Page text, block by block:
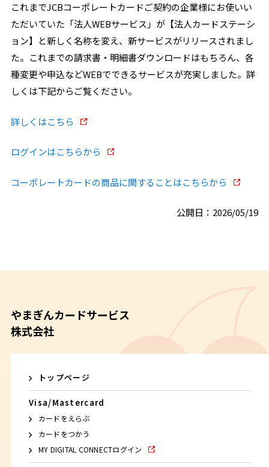
これまでJCBコーポレートカードご契約の企業様にお使いい
ただいていた「法人WEBサービス」が【法人カードステーシ
ョン】と新しく名称を変え、新サービスがリリースされまし
た。これまでの請求書・明細書ダウンロードはもちろん、各
種変更や申込などWEBでできるサービスが充実しました。詳
しくは下記からご覧ください。
詳しくはこちら
ログインはこちらから
コーポレートカードの商品に関することはこちらから
公開日：2026/05/19
やまぎんカードサービス
株式会社
トップページ
Visa/Mastercard
カードをえらぶ
カードをつかう
MY DIGITAL CONNECTログイン